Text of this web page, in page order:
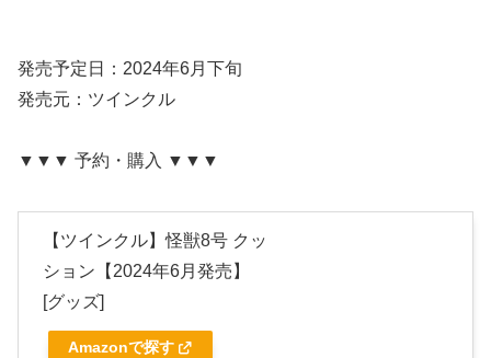
発売予定日：2024年6月下旬
発売元：ツインクル
▼▼▼ 予約・購入 ▼▼▼
【ツインクル】怪獣8号 クッ
ション【2024年6月発売】
[グッズ]
Amazonで探す